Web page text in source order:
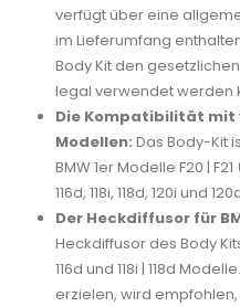
verfügt über eine
im Lieferumfang
Body Kit den
legal verwendet werden
Die Kompatibilität mit
Modellen: Das Body-Kit
BMW 1er Modelle F20 |
116d, 118i, 118d, 120i und
Der Heckdiffusor für
Heckdiffusor des Body
116d und 118i | 118d
erzielen, wird